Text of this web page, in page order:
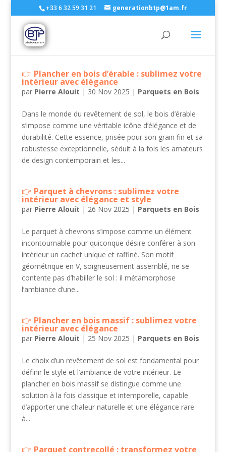
+33 6 32 59 31 21 generationbtp@1am.fr
Plancher en bois d’érable : sublimez votre
intérieur avec élégance
par Pierre Alouit | 30 Nov 2025 | Parquets en Bois
Dans le monde du revêtement de sol, le bois d’érable
s’impose comme une véritable icône d’élégance et de
durabilité. Cette essence, prisée pour son grain fin et sa
robustesse exceptionnelle, séduit à la fois les amateurs
de design contemporain et les...
Parquet à chevrons : sublimez votre
intérieur avec élégance et style
par Pierre Alouit | 26 Nov 2025 | Parquets en Bois
Le parquet à chevrons s’impose comme un élément
incontournable pour quiconque désire conférer à son
intérieur un cachet unique et raffiné. Son motif
géométrique en V, soigneusement assemblé, ne se
contente pas d’habiller le sol : il métamorphose
l’ambiance d’une...
Plancher en bois massif : sublimez votre
intérieur avec élégance
par Pierre Alouit | 25 Nov 2025 | Parquets en Bois
Le choix d’un revêtement de sol est fondamental pour
définir le style et l’ambiance de votre intérieur. Le
plancher en bois massif se distingue comme une
solution à la fois classique et intemporelle, capable
d’apporter une chaleur naturelle et une élégance rare
à...
Parquet contrecollé : transformez votre